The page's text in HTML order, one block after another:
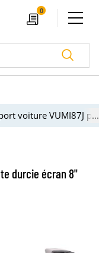
0
Devis Ouvrir le menu
voiture VUMI87J
durcie écran 8"